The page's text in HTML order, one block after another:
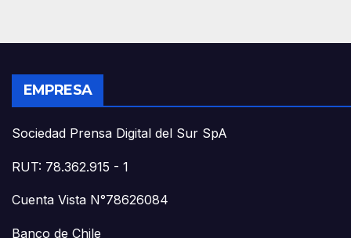
EMPRESA
Sociedad Prensa Digital del Sur SpA
RUT: 78.362.915 - 1
Cuenta Vista N°78626084
Banco de Chile